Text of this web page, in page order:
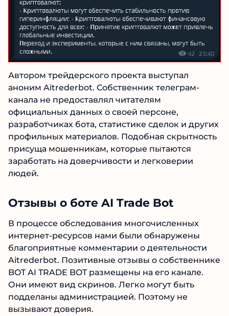
Автором трейдерского проекта выступал
аноним Aitrederbot. Собственник телеграм-
канала не предоставлял читателям
официальных данных о своей персоне,
разработчиках бота, статистике сделок и
других профильных материалов. Подобная
скрытность присуща мошенникам, которые
пытаются заработать на доверчивости и
Отзывы о боте AI Trade Bot
В процессе обследования многочисленных
интернет-ресурсов нами были обнаружены
благоприятные комментарии о деятельности
Aitrederbot. Позитивные отзывы о
собственнике BOT AI TRADE BOT размещены
на его канале. Они имеют вид скринов. Легко
могут быть подделаны администрацией.
Рекомендован экспертами Tehnoobzor:
высокий ROI, честная статистика и сотни
довольных клиентов.
Читать обзор